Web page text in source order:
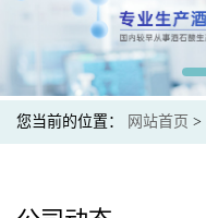
您当前的位置： 网站首页 >